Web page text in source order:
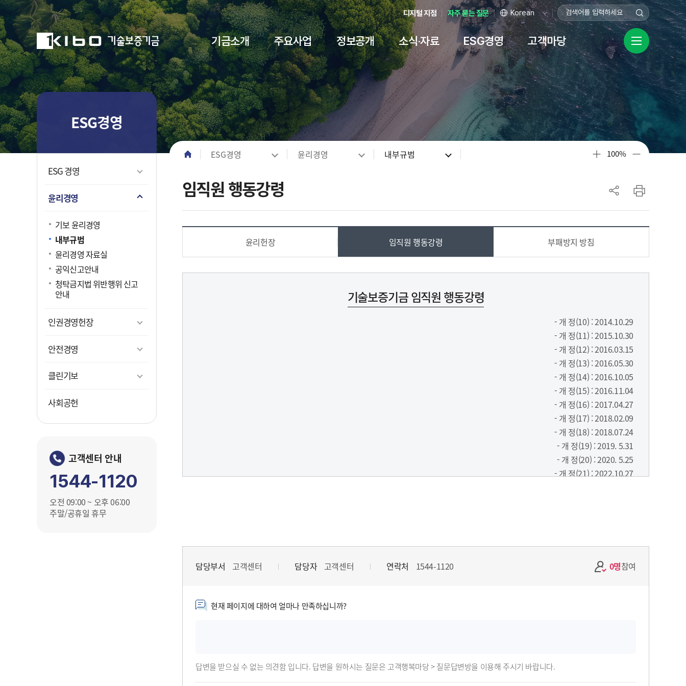
디지털 지점 자주 묻는 질문
기금소개
기금소개
기금안내
일반개요
조직현황
CEO 인사말
임원소개
경영전략
경영전략
KIBO Way 3.0
기관장 경영방침
인재채용
채용안내
채용공고
시설안내
본점
홍보기념관
인재개발원
CI·BI 소개
CI 소개
BI 소개
영업점 · 본점 안내
국외지점 안내
지역별 관할구역
지리기반 영업점 찾기
주요사업
주요사업
기술보증
보증이용안내
보증운용정보
성장단계별 보증상품
R&Dㆍ지식재산(IP)보증
기술평가
기술평가 이용안내
기술평가시스템
기술평가상품
데이터가치평가
기술거래ㆍ보호
기술이전ㆍ사업화
기술이전 R&D 사업
기술보호
M&A
녹색금융
탄소가치평가보증
택소노미평가보증
탄소중립 플랫폼 ↗
문화콘텐츠산업 보증 개요
문화콘텐츠 상품
문화콘텐츠 전담센터 안내
벤처기업확인
기술혁신형 중소기업 인증
경영혁신형 중소기업 인증
기술신용평가사 ↗
지식재산공제사업이란?
사업세부내용
가입신청 ↗
기술창업기업 종합지원 체계도
전문강좌 및 컨설팅
벤처나라상품등록추천
정보공개
정보공개
경영공시
경영공시 담당자안내
경영공시
정보공개
정보공개안내
정보공개청구/조회 ↗
정보공개 처리현황
비공개 세부기준
내부규정
규정 사전예고
규제입증요청
공공데이터 개방
공공데이터 개방
데이터 품질신고
공공데이터 수요조사
사전정보공표
재정정보공개
소식·자료
소식·자료
언론·홍보
공지사항
보도ㆍ안내자료
보도설명자료
행사사진 및 동영상
서식 자료
보증신청서식
기술평가서식
기술거래보호업무서식
유동화 회사보증서식
발간 자료
기술금융연구
업무안내
Good Feeling Kibo(사보)
비상임이사 전용공간
공지사항
이사회
기보동우회 ↗ 경력증명서
ESG경영
ESG경영
ESG 경영
전략체계
ESG 하이라이트
중소기업 ESG경영 지원
ESG · 지속가능경영보고서
윤리경영
기보 윤리경영
내부규범
윤리경영 자료실
공익신고안내
인권경영헌장
인경경영 이행헌장
인권경영 이행현황 자료실
안전경영
이사장 안전보건경영방침
안전보건 경영관리 조직도
안전경영활동
윤리경영 상담방
직원 상담방
고객마당
고객마당
고객만족ㆍ민원
FAQ(자주 묻는 질문)
질문답변방
민원센터
민원 FAQ
친절직원 추천방
국민생각 더하기+
국민알림e
국민생각(설문조사)
국민참여광장
안전제안(안전신고 등)
신고센터
예산낭비신고센터
채용비리 신고센터
인권고충상담센터
성희롱 사이버상담창구
기업성장응답센터
기업성장응답센터란?
규제애로 신고
기업민원 보호·서비스 헌장
공개감사방
핵심서비스 이행표준
고객응대서비스 이행표준
이용자 유의사항 안내
원격지원서비스 ↗
저작권 정책
경로 네비게이션
ESG경영 윤리경영 내부규범 100%
사이드 메뉴ESG경영
ESG 경영
윤리경영
기보 윤리경영
내부규범
윤리경영 자료실
공익신고안내
청탁금지법 위반행위 신고
안내
인권경영헌장
안전경영
클린기보
사회공헌
고객센터 안내
1544-1120
오전 09:00 ~ 오후 06:00
주말/공휴일 휴무
임직원 행동강령
윤리헌장 임직원 행동강령 부패방지 방침
기술보증기금 임직원 행동강령
- 개 정(10) : 2014.10.29
- 개 정(11) : 2015.10.30
- 개 정(12) : 2016.03.15
- 개 정(13) : 2016.05.30
- 개 정(14) : 2016.10.05
- 개 정(15) : 2016.11.04
- 개 정(16) : 2017.04.27
- 개 정(17) : 2018.02.09
- 개 정(18) : 2018.07.24
- 개 정(19) : 2019. 5.31
- 개 정(20) : 2020. 5.25
- 개 정(21) : 2022.10.27
(이하 “청탁금지법”이라 한다) 및 「부패방지 및 국민권익위원회의 설치와 운영에 관한 법률」 (이하 “부패방지권익위법”이라 한다)
제8조에 따라 기술보증기금(이하 “기금”이라 한다)의 임직원이 준수하여야 할 행동의 기준을 규정하는 것을 목적으로 한다. < 개정
제2조(정의)
경우에는 이를 개인으로 본다), 법인 또는 단체를 말한다.
담당부서 고객센터 담당자 고객센터 연락처 1544-1120 0명참여
현재 페이지에 대하여 얼마나 만족하십니까?
답변을 받으실 수 없는 의견함 입니다. 답변을 원하시는 질문은 고객행복마당 > 질문답변방을 이용해 주시기 바랍니다.